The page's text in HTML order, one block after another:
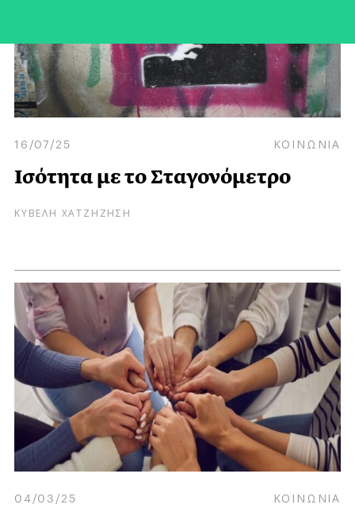
16/07/25 ΚΟΙΝΩΝΙΑ
Ισότητα με το Σταγονόμετρο
ΚΥΒΕΛΗ ΧΑΤΖΗΖΗΣΗ
04/03/25 ΚΟΙΝΩΝΙΑ